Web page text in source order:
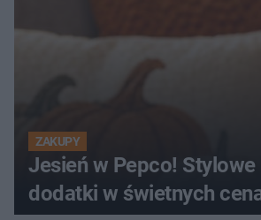
ZAKUPY
Jesień w Pepco!
dodatki w świetnych